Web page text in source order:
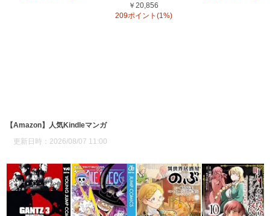
￥20,856
209ポイント(1%)
【Amazon】人気Kindleマンガ
更新日時：2026/08/07 11:00